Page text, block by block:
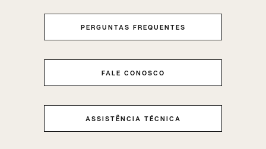
PERGUNTAS FREQUENTES
FALE CONOSCO
ASSISTÊNCIA TÉCNICA